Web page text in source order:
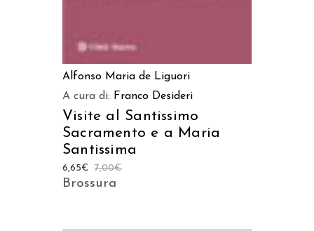
Alfonso Maria de Liguori
A cura di: Franco Desideri
Visite al Santissimo
Sacramento e a Maria
Santissima
7,00€
6,65€
Brossura